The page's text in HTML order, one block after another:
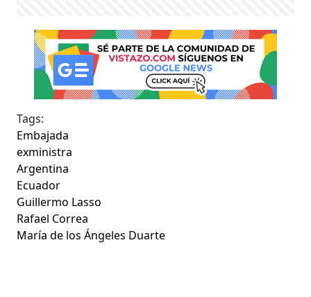
Tags:
Embajada
exministra
Argentina
Ecuador
Guillermo Lasso
Rafael Correa
María de los Ángeles Duarte